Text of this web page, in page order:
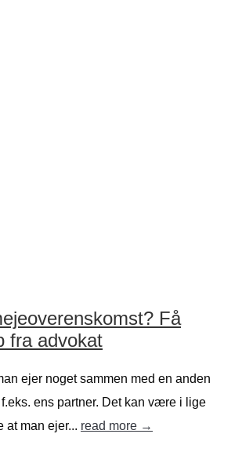
Få
fra advokat
ejer noget sammen med en anden
ens partner. Det kan være i lige
at man ejer... read more →